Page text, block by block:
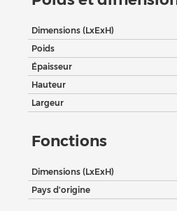
Dimensions (LxExH)
Poids
Épaisseur
Hauteur
Largeur
Fonctions
Dimensions (LxExH)
Pays d'origine